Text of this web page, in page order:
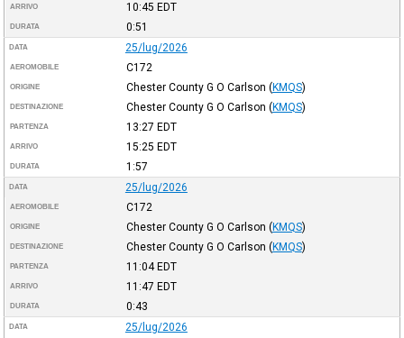
ARRIVO 10:45 EDT
DURATA 0:51
DATA 25/lug/2026
AEROMOBILE C172
ORIGINE Chester County G O Carlson (KMQS)
DESTINAZIONE Chester County G O Carlson (KMQS)
PARTENZA 13:27 EDT
ARRIVO 15:25 EDT
DURATA 1:57
DATA 25/lug/2026
AEROMOBILE C172
ORIGINE Chester County G O Carlson (KMQS)
DESTINAZIONE Chester County G O Carlson (KMQS)
PARTENZA 11:04 EDT
ARRIVO 11:47 EDT
DURATA 0:43
DATA 25/lug/2026